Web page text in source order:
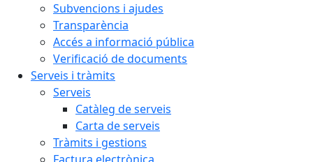
Subvencions i ajudes
Transparència
Accés a informació pública
Verificació de documents
Serveis i tràmits
Serveis
Catàleg de serveis
Carta de serveis
Tràmits i gestions